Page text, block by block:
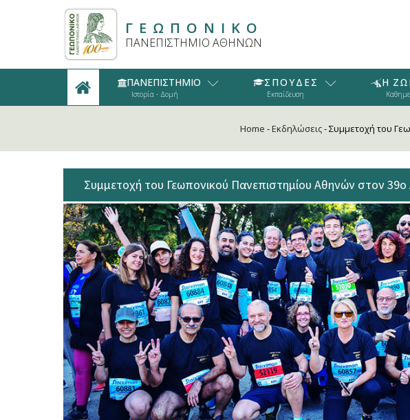
ΓΕΩΠΟΝΙΚΟ
ΠΑΝΕΠΙΣΤΗΜΙΟ ΑΘΗΝΩΝ
ΠΑΝΕΠΙΣΤΗΜΙΟ
Ιστορία - Δομή
ΣΠΟΥΔΕΣ
Εκπαίδευση
Η
Home -Εκδηλώσεις-Συμμετοχή του
Συμμετοχή του Γεωπονικού Πανεπιστημίου Αθηνών στον